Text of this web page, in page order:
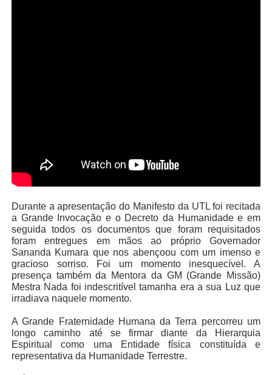
Durante a apresentação do Manifesto da UTL foi recitada
a Grande Invocação e o Decreto da Humanidade e em
seguida todos os documentos que foram requisitados
foram entregues em mãos ao próprio Governador
Sananda Kumara que nos abençoou com um imenso e
gracioso sorriso. Foi um momento inesquecível. A
presença também da Mentora da GM (Grande Missão)
Mestra Nada foi indescritível tamanha era a sua Luz que
irradiava naquele momento.
A Grande Fraternidade Humana da Terra percorreu um
longo caminho até se firmar diante da Hierarquia
Espiritual como uma Entidade física constituída e
representativa da Humanidade Terrestre.